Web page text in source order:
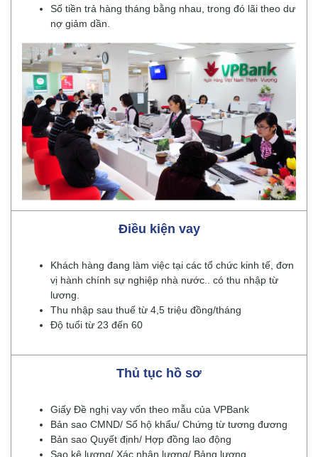
Số tiền trả hàng tháng bằng nhau, trong đó lãi theo dư
nợ giảm dần.
Điều kiện vay
Khách hàng đang làm việc tại các tổ chức kinh tế, đơn
vị hành chính sự nghiệp nhà nước.. có thu nhập từ
lương.
Thu nhập sau thuế từ 4,5 triệu đồng/tháng
Độ tuổi từ 23 đến 60
Thủ tục hồ sơ
Giấy Đề nghị vay vốn theo mẫu của VPBank
Bản sao CMND/ Sổ hộ khẩu/ Chứng từ tương đương
Bản sao Quyết định/ Hợp đồng lao động
Sao kê lương/ Xác nhận lương/ Bảng lương